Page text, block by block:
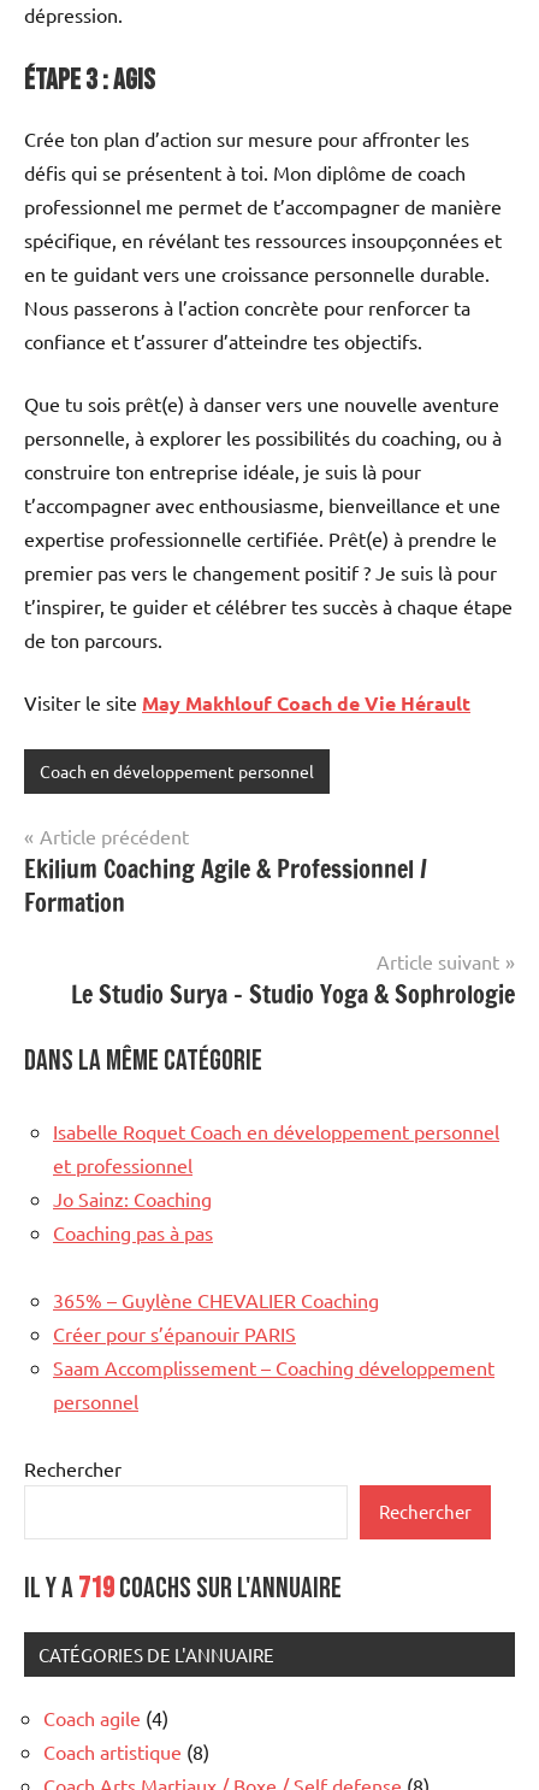
dépression.
Étape 3 : Agis
Crée ton plan d’action sur mesure pour affronter les
défis qui se présentent à toi. Mon diplôme de coach
professionnel me permet de t’accompagner de manière
spécifique, en révélant tes ressources insoupçonnées et
en te guidant vers une croissance personnelle durable.
Nous passerons à l’action concrète pour renforcer ta
confiance et t’assurer d’atteindre tes objectifs.
Que tu sois prêt(e) à danser vers une nouvelle aventure
personnelle, à explorer les possibilités du coaching, ou à
construire ton entreprise idéale, je suis là pour
t’accompagner avec enthousiasme, bienveillance et une
expertise professionnelle certifiée. Prêt(e) à prendre le
premier pas vers le changement positif ? Je suis là pour
t’inspirer, te guider et célébrer tes succès à chaque étape
de ton parcours.
Visiter le site May Makhlouf Coach de Vie Hérault
Coach en développement personnel
Navigation
de
l’article
Article précédent
Ekilium Coaching Agile & Professionnel /
Formation
Article suivant
Le Studio Surya – Studio Yoga & Sophrologie
Dans la même catégorie
Isabelle Roquet Coach en développement personnel
et professionnel
Jo Sainz: Coaching
Coaching pas à pas
365% – Guylène CHEVALIER Coaching
Créer pour s’épanouir PARIS
Saam Accomplissement – Coaching développement
personnel
Rechercher
Rechercher
Il y a719coachs sur l'annuaire
CATÉGORIES DE L'ANNUAIRE
Coach agile (4)
Coach artistique (8)
Coach Arts Martiaux / Boxe / Self defense (8)